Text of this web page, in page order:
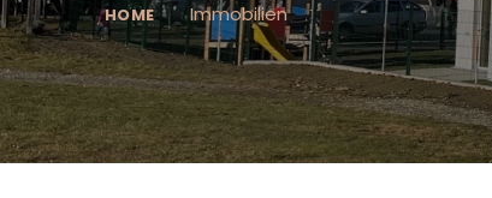
HOME Immobilien